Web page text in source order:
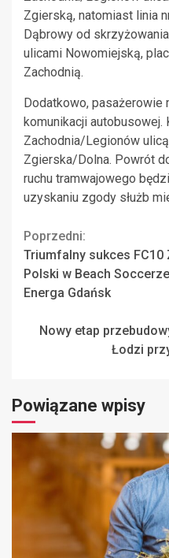
Zgierską, natomiast linia
Dąbrowy od
ulicami Nowomiejską,
Zachodnią.
Dodatkowo,
komunikacji
Zachodnia/Legionów
Zgierska/Dolna. Powrót
ruchu tramwajowego
uzyskaniu zgody służb
Continue
Reading
Poprzedni:
Triumfalny sukces
Polski w Beach
Energa Gdańsk
Nowy etap
Łodzi
Powiązane wpisy